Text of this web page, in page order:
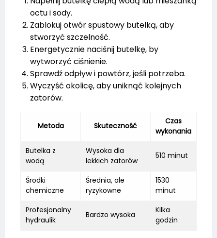
octu i sody.
Zablokuj otwór spustowy butelką, aby
stworzyć szczelność.
Energetycznie naciśnij butelkę, by
wytworzyć ciśnienie.
Sprawdź odpływ i powtórz, jeśli potrzeba.
Wyczyść okolicę, aby uniknąć kolejnych
zatorów.
Metoda Skuteczność
Czas
wykonania
Butelka z
wodą
Wysoka dla
lekkich zatorów
510 minut
Środki
chemiczne
Średnia, ale
ryzykowne
1530
minut
Profesjonalny
hydraulik
Bardzo wysoka
Kilka
godzin